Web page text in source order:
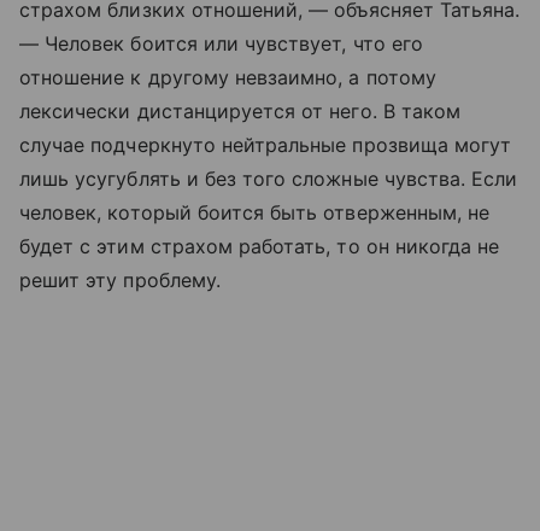
страхом близких отношений, — объясняет Татьяна.
— Человек боится или чувствует, что его
отношение к другому невзаимно, а потому
лексически дистанцируется от него. В таком
случае подчеркнуто нейтральные прозвища могут
лишь усугублять и без того сложные чувства. Если
человек, который боится быть отверженным, не
будет с этим страхом работать, то он никогда не
решит эту проблему.